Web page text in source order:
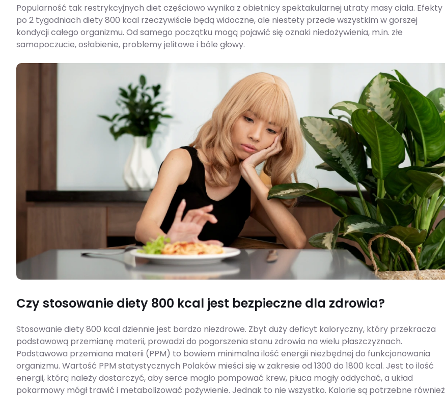
Popularność tak restrykcyjnych diet częściowo wynika z obietnicy spektakularnej utraty masy ciała. Efekty
po 2 tygodniach diety 800 kcal rzeczywiście będą widoczne, ale niestety przede wszystkim w gorszej
kondycji całego organizmu. Od samego początku mogą pojawić się oznaki niedożywienia, m.in. złe
samopoczucie, osłabienie, problemy jelitowe i bóle głowy.
Czy stosowanie diety 800 kcal jest bezpieczne dla zdrowia?
Stosowanie diety 800 kcal dziennie jest bardzo niezdrowe. Zbyt duży deficyt kaloryczny, który przekracza
podstawową przemianę materii, prowadzi do pogorszenia stanu zdrowia na wielu płaszczyznach.
Podstawowa przemiana materii (PPM) to bowiem minimalna ilość energii niezbędnej do funkcjonowania
organizmu. Wartość PPM statystycznych Polaków mieści się w zakresie od 1300 do 1800 kcal. Jest to ilość
energii, którą należy dostarczyć, aby serce mogło pompować krew, płuca mogły oddychać, a układ
pokarmowy mógł trawić i metabolizować pożywienie. Jednak to nie wszystko. Kalorie są potrzebne również